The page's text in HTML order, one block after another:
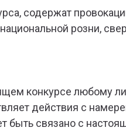
содержат
розни,
конкурсе любому
действия с
быть связано с